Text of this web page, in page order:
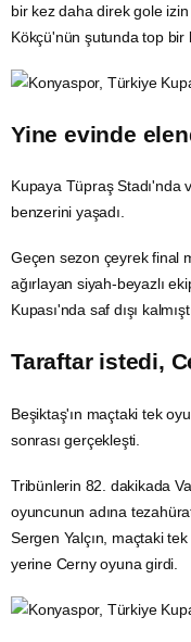
bir kez daha direk gole
Kökçü'nün şutunda top bir
Yine evinde
Kupaya Tüpraş Stadı'nda
benzerini yaşadı.
Geçen sezon çeyrek final
ağırlayan siyah-beyazlı
Kupası'nda saf dışı
Taraftar istedi,
Beşiktaş'ın maçtaki tek
sonrası gerçekleşti.
Tribünlerin 82. dakikada
oyuncunun adına
Sergen Yalçın, maçtaki
yerine Cerny oyuna girdi.